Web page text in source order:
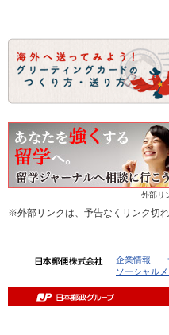
外部リ
※外部リンクは、予告なくリンク切
企業情報
ソーシャル